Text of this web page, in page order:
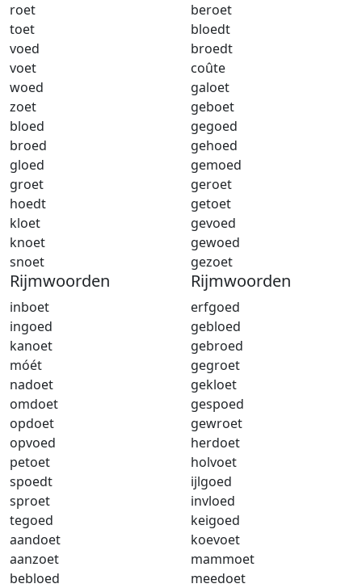
roet
toet
voed
voet
woed
zoet
bloed
broed
gloed
groet
hoedt
kloet
knoet
snoet
beroet
bloedt
broedt
coûte
galoet
geboet
gegoed
gehoed
gemoed
geroet
getoet
gevoed
gewoed
gezoet
Rijmwoorden
inboet
ingoed
kanoet
móét
nadoet
omdoet
opdoet
opvoed
petoet
spoedt
sproet
tegoed
aandoet
aanzoet
bebloed
Rijmwoorden
erfgoed
gebloed
gebroed
gegroet
gekloet
gespoed
gewroet
herdoet
holvoet
ijlgoed
invloed
keigoed
koevoet
mammoet
meedoet